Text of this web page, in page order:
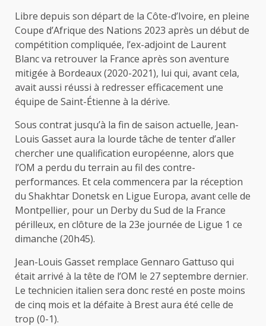
Libre depuis son départ de la Côte-d’Ivoire, en pleine
Coupe d’Afrique des Nations 2023 après un début de
compétition compliquée, l’ex-adjoint de Laurent
Blanc va retrouver la France après son aventure
mitigée à Bordeaux (2020-2021), lui qui, avant cela,
avait aussi réussi à redresser efficacement une
équipe de Saint-Étienne à la dérive.
Sous contrat jusqu’à la fin de saison actuelle, Jean-
Louis Gasset aura la lourde tâche de tenter d’aller
chercher une qualification européenne, alors que
l’OM a perdu du terrain au fil des contre-
performances. Et cela commencera par la réception
du Shakhtar Donetsk en Ligue Europa, avant celle de
Montpellier, pour un Derby du Sud de la France
périlleux, en clôture de la 23e journée de Ligue 1 ce
dimanche (20h45).
Jean-Louis Gasset remplace Gennaro Gattuso qui
était arrivé à la tête de l’OM le 27 septembre dernier.
Le technicien italien sera donc resté en poste moins
de cinq mois et la défaite à Brest aura été celle de
trop (0-1).